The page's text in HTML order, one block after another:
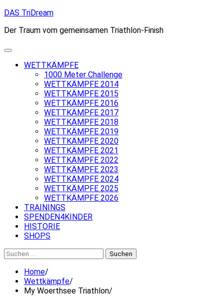
Skip
content
DAS TriDream
Der Traum vom gemeinsamen Triathlon-Finish
WETTKÄMPFE
1000 Meter Challenge
WETTKÄMPFE 2014
WETTKÄMPFE 2015
WETTKÄMPFE 2016
WETTKÄMPFE 2017
WETTKÄMPFE 2018
WETTKÄMPFE 2019
WETTKÄMPFE 2020
WETTKÄMPFE 2021
WETTKÄMPFE 2022
WETTKÄMPFE 2023
WETTKÄMPFE 2024
WETTKÄMPFE 2025
WETTKÄMPFE 2026
TRAININGS
SPENDEN4KINDER
HISTORIE
SHOPS
Suchen
nach:
Home
Wettkämpfe
My Woerthsee Triathlon